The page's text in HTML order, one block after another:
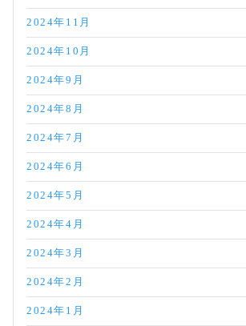
2024年11月
2024年10月
2024年9月
2024年8月
2024年7月
2024年6月
2024年5月
2024年4月
2024年3月
2024年2月
2024年1月